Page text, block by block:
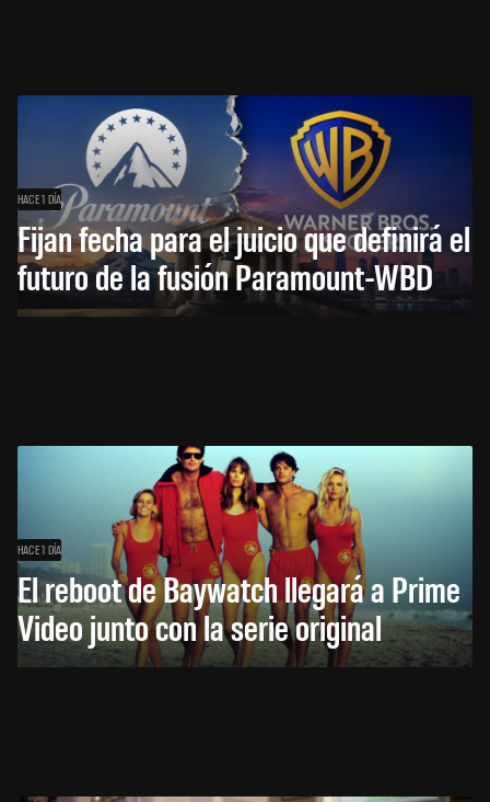
HACE 1 DÍA
Fijan fecha para el juicio que definirá el
futuro de la fusión Paramount-WBD
HACE 1 DÍA
El reboot de Baywatch llegará a Prime
Video junto con la serie original